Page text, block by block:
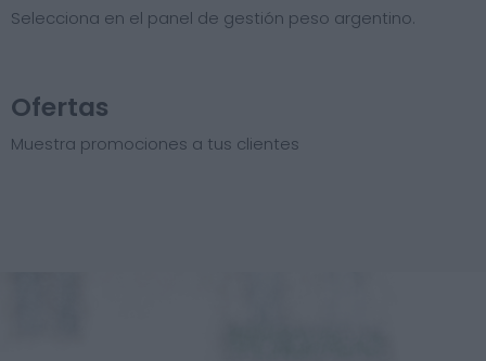
Selecciona en el panel de gestión peso argentino.
Ofertas
Muestra promociones a tus clientes